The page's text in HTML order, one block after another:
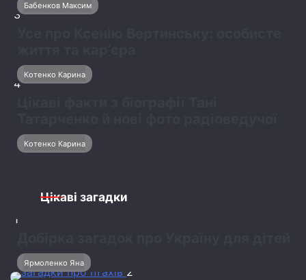
Бабенков Максим
3
Котенко Карина
4
Котенко Карина
Цікаві загадки
1
Ярмоленко Яна
2